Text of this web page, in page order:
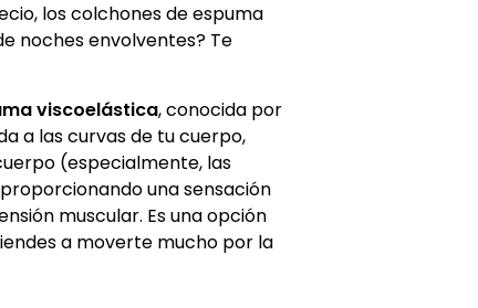
los colchones de espuma
noches envolventes? Te
viscoelástica, conocida por
a las curvas de tu cuerpo,
(especialmente, las
una sensación
muscular. Es una opción
a moverte mucho por la